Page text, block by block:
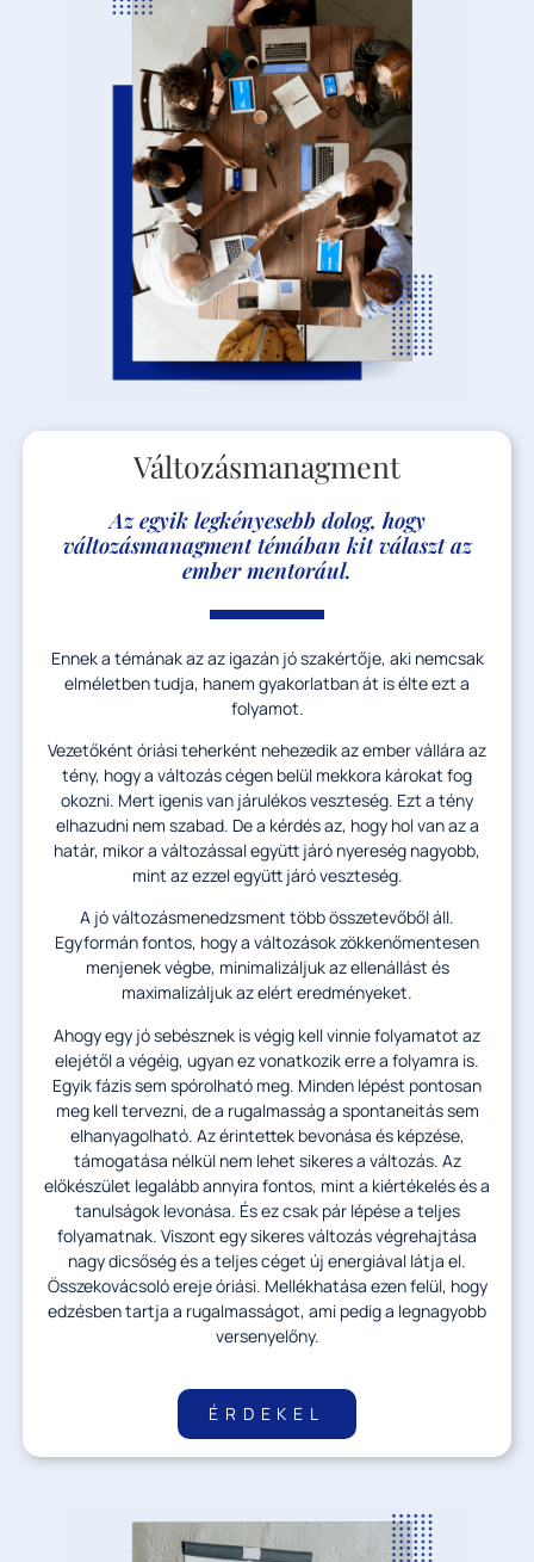
Változásmanagment
Az egyik legkényesebb dolog, hogy
változásmanagment témában kit választ az
ember mentorául.
Ennek a témának az az igazán jó szakértője, aki nemcsak
elméletben tudja, hanem gyakorlatban át is élte ezt a
folyamot.
Vezetőként óriási teherként nehezedik az ember vállára az
tény, hogy a változás cégen belül mekkora károkat fog
okozni. Mert igenis van járulékos veszteség. Ezt a tény
elhazudni nem szabad. De a kérdés az, hogy hol van az a
határ, mikor a változással együtt járó nyereség nagyobb,
mint az ezzel együtt járó veszteség.
A jó változásmenedzsment több összetevőből áll.
Egyformán fontos, hogy a változások zökkenőmentesen
menjenek végbe, minimalizáljuk az ellenállást és
maximalizáljuk az elért eredményeket.
Ahogy egy jó sebésznek is végig kell vinnie folyamatot az
elejétől a végéig, ugyan ez vonatkozik erre a folyamra is.
Egyik fázis sem spórolható meg. Minden lépést pontosan
meg kell tervezni, de a rugalmasság a spontaneitás sem
elhanyagolható. Az érintettek bevonása és képzése,
támogatása nélkül nem lehet sikeres a változás. Az
előkészület legalább annyira fontos, mint a kiértékelés és a
tanulságok levonása. És ez csak pár lépése a teljes
folyamatnak. Viszont egy sikeres változás végrehajtása
nagy dicsőség és a teljes céget új energiával látja el.
Összekovácsoló ereje óriási. Mellékhatása ezen felül, hogy
edzésben tartja a rugalmasságot, ami pedig a legnagyobb
versenyelőny.
ÉRDEKEL